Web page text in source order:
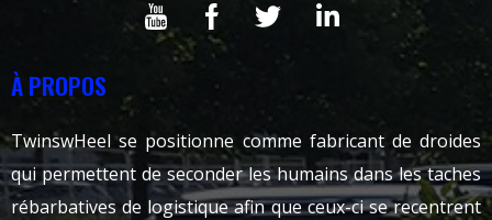
À PROPOS
TwinswHeel se positionne comme fabricant de droides
qui permettent de seconder les humains dans les taches
rébarbatives de logistique afin que ceux-ci se recentrent